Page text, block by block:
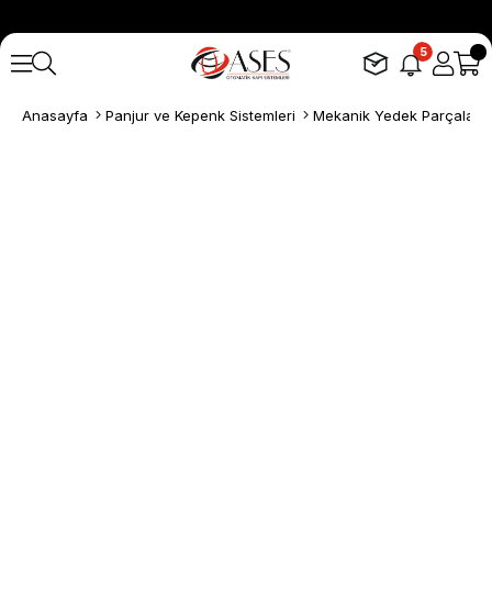
5
Anasayfa Panjur ve Kepenk Sistemleri Mekanik Yedek Parçalar